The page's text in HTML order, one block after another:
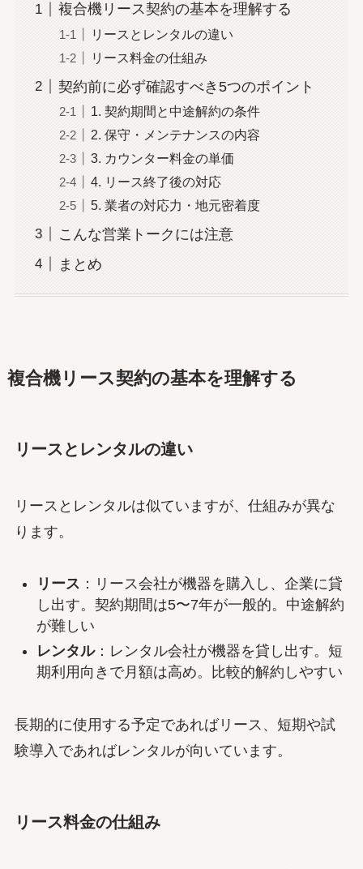
複合機リース契約の基本を理解する
リースとレンタルの違い
リース料金の仕組み
契約前に必ず確認すべき5つのポイント
1. 契約期間と中途解約の条件
2. 保守・メンテナンスの内容
3. カウンター料金の単価
4. リース終了後の対応
5. 業者の対応力・地元密着度
こんな営業トークには注意
まとめ
複合機リース契約の基本を理解する
リースとレンタルの違い
リースとレンタルは似ていますが、仕組みが異な
ります。
リース ：リース会社が機器を購入し、企業に貸
し出す。契約期間は5〜7年が一般的。中途解約
が難しい
レンタル：レンタル会社が機器を貸し出す。短
期利用向きで月額は高め。比較的解約しやすい
長期的に使用する予定であればリース、短期や試
験導入であればレンタルが向いています。
リース料金の仕組み